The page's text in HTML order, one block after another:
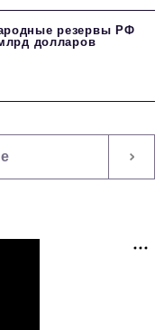
резервы РФ
долларов